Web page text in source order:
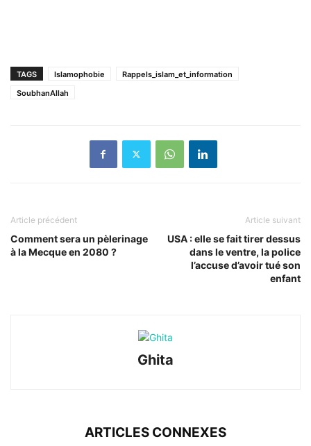
TAGS Islamophobie
Rappels_islam_et_information
SoubhanAllah
Article précédent
Comment sera un pèlerinage
à la Mecque en 2080 ?
Article suivant
USA : elle se fait tirer dessus
dans le ventre, la police
l’accuse d’avoir tué son
enfant
Ghita
ARTICLES CONNEXES